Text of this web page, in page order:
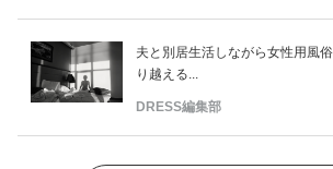
夫と別居生活しながら女性用風
り越える...
DRESS編集部